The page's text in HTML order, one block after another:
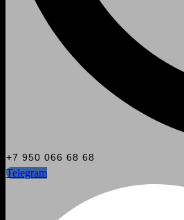
+7 950 066 68 68
Telegram